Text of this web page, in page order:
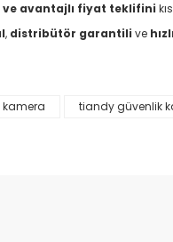
ve avantajlı fiyat teklifini
, distribütör garantili ve
kullanarak tarafımıza
tiandy güvenlik